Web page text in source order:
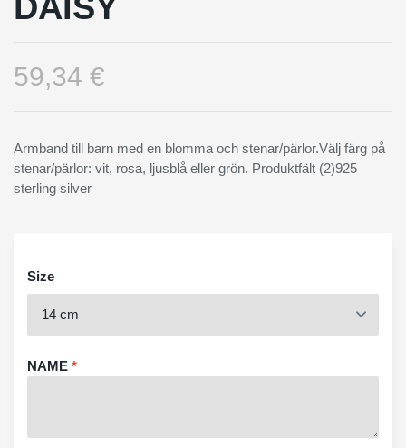
59,34 €
Armband till barn med en blomma och stenar/pärlor.Välj färg på
stenar/pärlor: vit, rosa, ljusblå eller grön. Produktfält (2)925
sterling silver
Size
NAME *